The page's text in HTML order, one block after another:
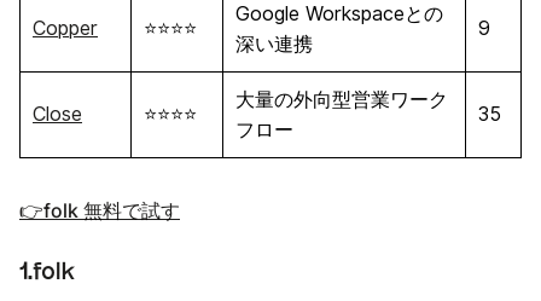
Copper ⭐⭐⭐⭐
Google Workspaceとの
深い連携
9
Close ⭐⭐⭐⭐
大量の外向型営業ワーク
フロー
35
👉folk 無料で試す
1.folk